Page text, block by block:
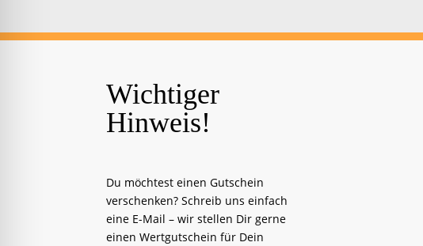
Wichtiger
Hinweis!
Du möchtest einen Gutschein
verschenken? Schreib uns einfach
eine E-Mail – wir stellen Dir gerne
einen Wertgutschein für Dein